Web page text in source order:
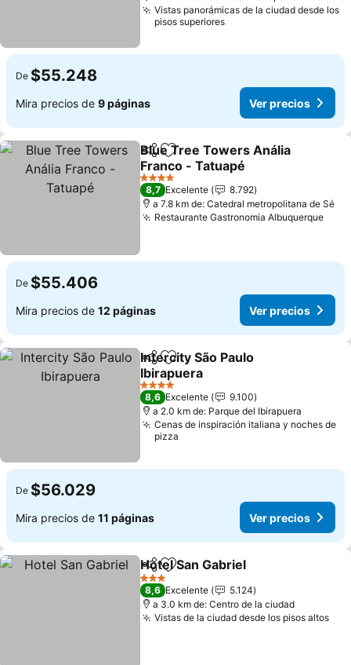
Vistas panorámicas de la ciudad desde los
pisos superiores
De $55.248
Mira precios de 9 páginas Ver precios
CompartirAgregar a favoritos
Blue Tree Towers Anália
Franco - Tatuapé
Ver precios
4 Estrellas
8,7 Excelente
8.792
a 7.8 km de: Catedral metropolitana de Sé
Restaurante Gastronomia AlbuquerqueVer
De $55.406
Mira precios de 12 páginas Ver precios
CompartirAgregar a favoritos
Intercity São Paulo
Ibirapuera
Ver precios
4 Estrellas
8,6 Excelente
9.100
a 2.0 km de: Parque del Ibirapuera
Cenas de inspiración italiana y noches de
pizza
De $56.029
Mira precios de 11 páginas Ver precios
CompartirAgregar a favoritos
Hotel San Gabriel
3 Estrellas
8,6 Excelente
5.124
a 3.0 km de: Centro de la ciudad
Vistas de la ciudad desde los pisos altos